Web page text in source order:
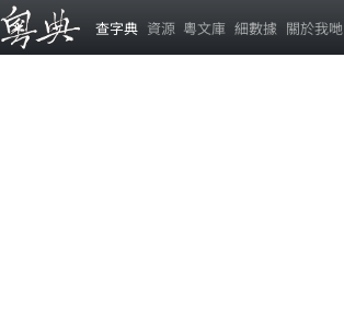
查字典 資源 粵文庫 細數據 關於我哋